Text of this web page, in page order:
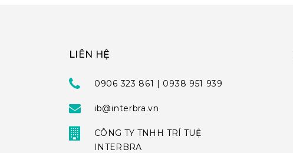
LIÊN HỆ
0906 323 861 | 0938 951 939
ib@interbra.vn
CÔNG TY TNHH TRÍ TUỆ
INTERBRA